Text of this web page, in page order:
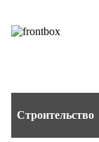
Строительство